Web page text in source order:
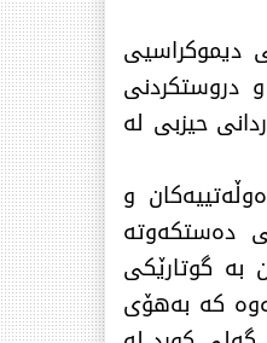
دیموكراسیی
‌دروستكردنی
حیزبی لە
و
دەستكەوتە
بە گوتارێكی
كە بەهۆی